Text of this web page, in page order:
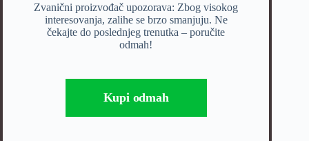
Zvanični proizvođač upozorava: Zbog visokog
interesovanja, zalihe se brzo smanjuju. Ne
čekajte do poslednjeg trenutka – poručite
odmah!
Kupi odmah